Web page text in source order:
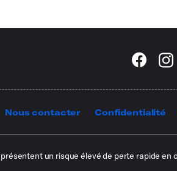
Nous contacter Confidentialité
un risque élevé de perte rapide en